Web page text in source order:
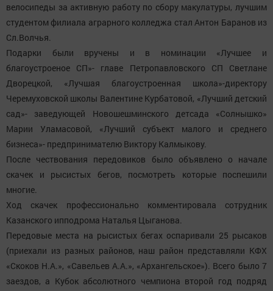
велосипеды за активную работу по сбору макулатуры, лучшим
студентом филиала аграрного колледжа стал Антон Баранов из
Сл.Волчья.
Подарки были вручены и в номинации «Лучшее и
благоустроеное СП»- главе Петропавловского СП Светлане
Дворецкой, «Лучшая благоустроенная школа»-директору
Черемуховской школы Валентине Курбатовой, «Лучший детский
сад»- заведующей Новошешминского детсада «Солнышко»
Марии Уламасовой, «Лучший субъект малого и среднего
бизнеса»- предпринимателю Виктору Калмыкову.
После чествования передовиков было объявлено о начале
скачек и рысистых бегов, посмотреть которые поспешили
многие.
Ход скачек профессионально комментировала сотрудник
Казанского ипподрома Наталья Цыганова.
Передовые места на рысистых бегах оспаривали 25 рысаков
(приехали из разных районов, наш район представляли КФХ
«Скоков Н.А.», «Савельев А.А.», «Архангельское»). Всего было 7
заездов, а Кубок абсолютного чемпиона второй год подряд